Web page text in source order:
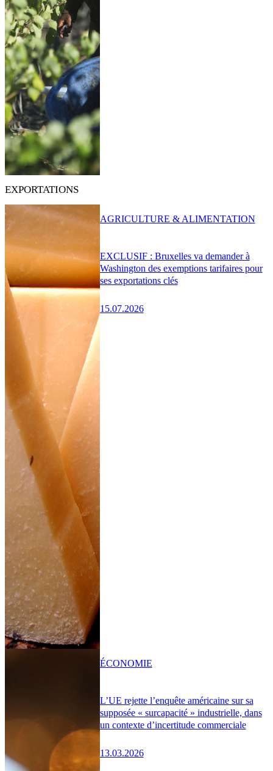
EXPORTATIONS
EXCLUSIF : Bruxelles va demander à
Washington des exemptions tarifaires pour
ses exportations clés
15.07.2026
AGRICULTURE & ALIMENTATION
L’UE rejette l’enquête américaine sur sa
supposée « surcapacité » industrielle, dans
un contexte d’incertitude commerciale
13.03.2026
ÉCONOMIE